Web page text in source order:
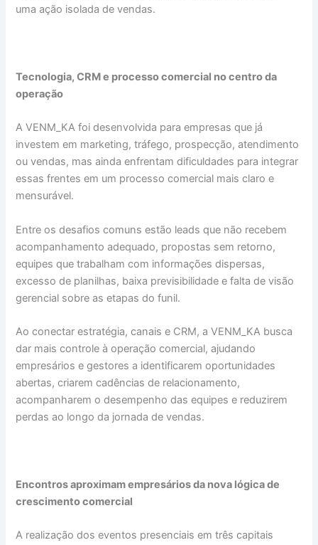
uma ação isolada de vendas.
Tecnologia, CRM e processo comercial no centro da
operação
A VENM_KA foi desenvolvida para empresas que já
investem em marketing, tráfego, prospecção, atendimento
ou vendas, mas ainda enfrentam dificuldades para integrar
essas frentes em um processo comercial mais claro e
mensurável.
Entre os desafios comuns estão leads que não recebem
acompanhamento adequado, propostas sem retorno,
equipes que trabalham com informações dispersas,
excesso de planilhas, baixa previsibilidade e falta de visão
gerencial sobre as etapas do funil.
Ao conectar estratégia, canais e CRM, a VENM_KA busca
dar mais controle à operação comercial, ajudando
empresários e gestores a identificarem oportunidades
abertas, criarem cadências de relacionamento,
acompanharem o desempenho das equipes e reduzirem
perdas ao longo da jornada de vendas.
Encontros aproximam empresários da nova lógica de
crescimento comercial
A realização dos eventos presenciais em três capitais